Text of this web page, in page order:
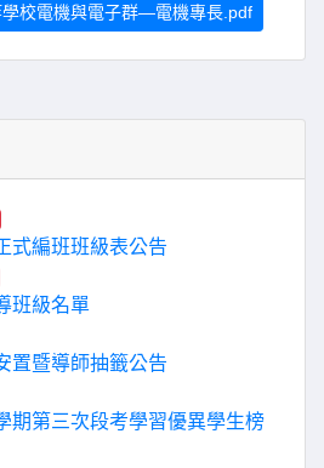
校電機與電子群—電機專長.pdf
式編班班級表公告
班級名單
置暨導師抽籤公告
期第三次段考學習優異學生榜